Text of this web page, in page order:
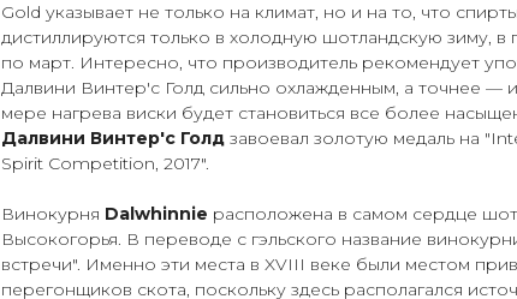
Gold указывает не только на климат, но и на то, что
дистиллируются только в холодную шотландскую зиму, в
по март. Интересно, что производитель рекомендует
Далвини Винтер'с Голд сильно охлажденным, а точнее —
мере нагрева виски будет становиться все более
Далвини Винтер'с Голд завоевал золотую медаль на
Spirit Competition, 2017".
Винокурня Dalwhinnie расположена в самом сердце
Высокогорья. В переводе с гэльского название
встречи". Именно эти места в XVIII веке были местом
перегонщиков скота, поскольку здесь располагался